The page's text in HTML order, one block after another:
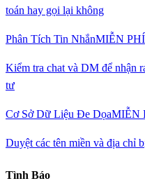
toán hay gọi lại không
Phân Tích Tin NhắnMIỄN PHÍ
Kiểm tra chat và DM để nhận
tư
Cơ Sở Dữ Liệu Đe DọaMIỄN
Duyệt các tên miền và địa chỉ
Tình Báo